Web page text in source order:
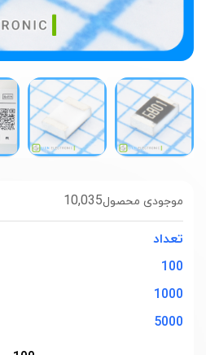
10,035موجودی محصول
تعداد
100
1000
5000